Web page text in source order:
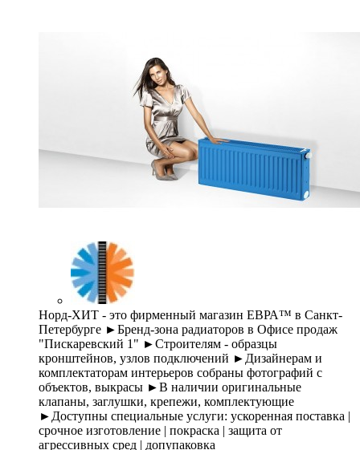
Норд-ХИТ - это фирменный магазин ЕВРА™ в Санкт-
Петербурге ►Бренд-зона радиаторов в Офисе продаж
"Пискаревский 1" ►Строителям - образцы
кронштейнов, узлов подключений ►Дизайнерам и
комплектаторам интерьеров собраны фотографий с
объектов, выкрасы ►В наличии оригинальные
клапаны, заглушки, крепежи, комплектующие
►Доступны специальные услуги: ускоренная поставка |
срочное изготовление | покраска | защита от
агрессивных сред | допупаковка